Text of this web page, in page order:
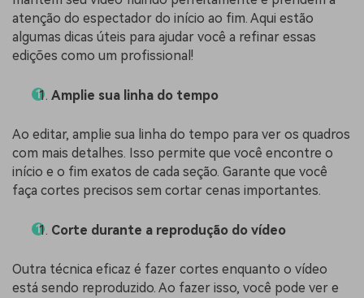
atenção do espectador do início ao fim. Aqui estão
algumas dicas úteis para ajudar você a refinar essas
edições como um profissional!
Amplie sua linha do tempo
Ao editar, amplie sua linha do tempo para ver os quadros
com mais detalhes. Isso permite que você encontre o
início e o fim exatos de cada seção. Garante que você
faça cortes precisos sem cortar cenas importantes.
Corte durante a reprodução do vídeo
Outra técnica eficaz é fazer cortes enquanto o vídeo
está sendo reproduzido. Ao fazer isso, você pode ver e